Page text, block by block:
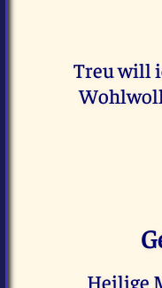
Treu will
Heilige